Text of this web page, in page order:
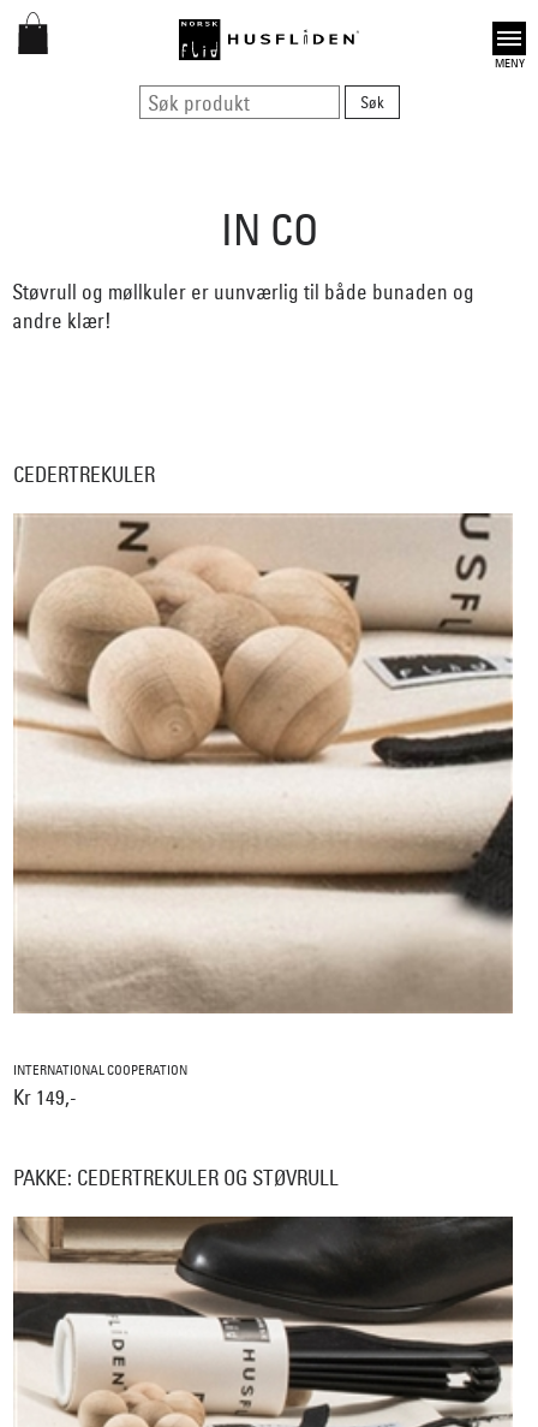
Open
IN CO
Støvrull og møllkuler er uunværlig til både bunaden og
andre klær!
CEDERTREKULER
INTERNATIONAL COOPERATION
Kr 149,-
PAKKE: CEDERTREKULER OG STØVRULL